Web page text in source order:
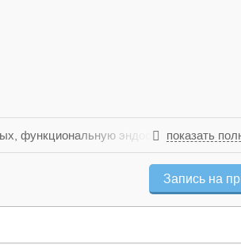
функциональную эндоскопическую
любого возраста, операции при
показать
Запись на